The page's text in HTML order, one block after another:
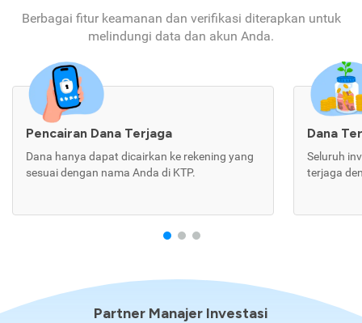
Berbagai fitur keamanan dan verifikasi diterapkan untuk
melindungi data dan akun Anda.
Pencairan Dana Terjaga
Dana hanya dapat dicairkan ke rekening yang
sesuai dengan nama Anda di KTP.
Dana
Seluruh
terjaga
Partner Manajer Investasi